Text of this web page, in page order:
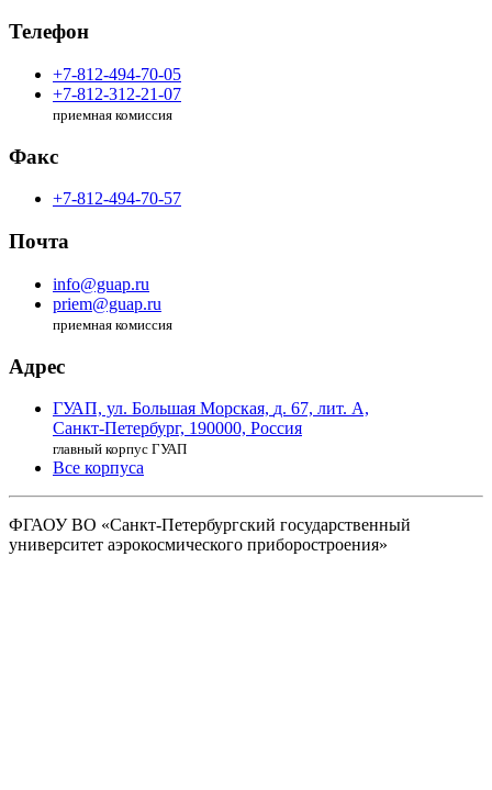
Телефон
+7-812-494-70-05
+7-812-312-21-07
приемная комиссия
Факс
+7-812-494-70-57
Почта
info@guap.ru
priem@guap.ru
приемная комиссия
Адрес
ГУАП, ул. Большая Морская, д. 67, лит. А,
Санкт-Петербург, 190000, Россия
главный корпус ГУАП
Все корпуса
ФГАОУ ВО «Санкт-Петербургский государственный
университет аэрокосмического приборостроения»